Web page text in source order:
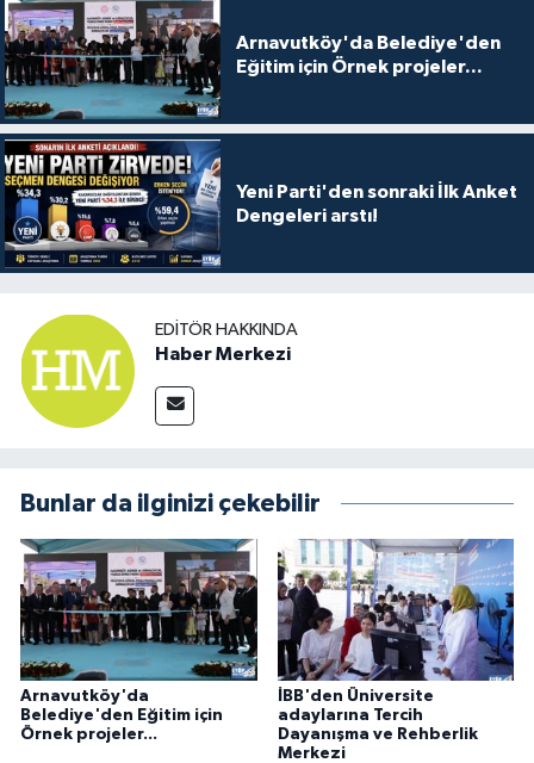
Arnavutköy'da Belediye'den
Eğitim için Örnek projeler...
Yeni Parti'den sonraki İlk Anket
Dengeleri arstı!
EDITÖR HAKKINDA
Haber Merkezi
Bunlar da ilginizi çekebilir
Arnavutköy'da
Belediye'den Eğitim için
Örnek projeler...
İBB'den Üniversite
adaylarına Tercih
Dayanışma ve Rehberlik
Merkezi